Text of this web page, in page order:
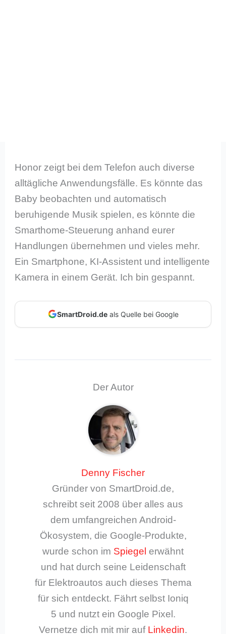
Honor zeigt bei dem Telefon auch diverse
alltägliche Anwendungsfälle. Es könnte das
Baby beobachten und automatisch
beruhigende Musik spielen, es könnte die
Smarthome-Steuerung anhand eurer
Handlungen übernehmen und vieles mehr.
Ein Smartphone, KI-Assistent und intelligente
Kamera in einem Gerät. Ich bin gespannt.
SmartDroid.deals Quelle bei Google
Der Autor
Denny Fischer
Gründer von SmartDroid.de,
schreibt seit 2008 über alles aus
dem umfangreichen Android-
Ökosystem, die Google-Produkte,
wurde schon im Spiegel erwähnt
und hat durch seine Leidenschaft
für Elektroautos auch dieses Thema
für sich entdeckt. Fährt selbst Ioniq
5 und nutzt ein Google Pixel.
Vernetze dich mit mir auf Linkedin.